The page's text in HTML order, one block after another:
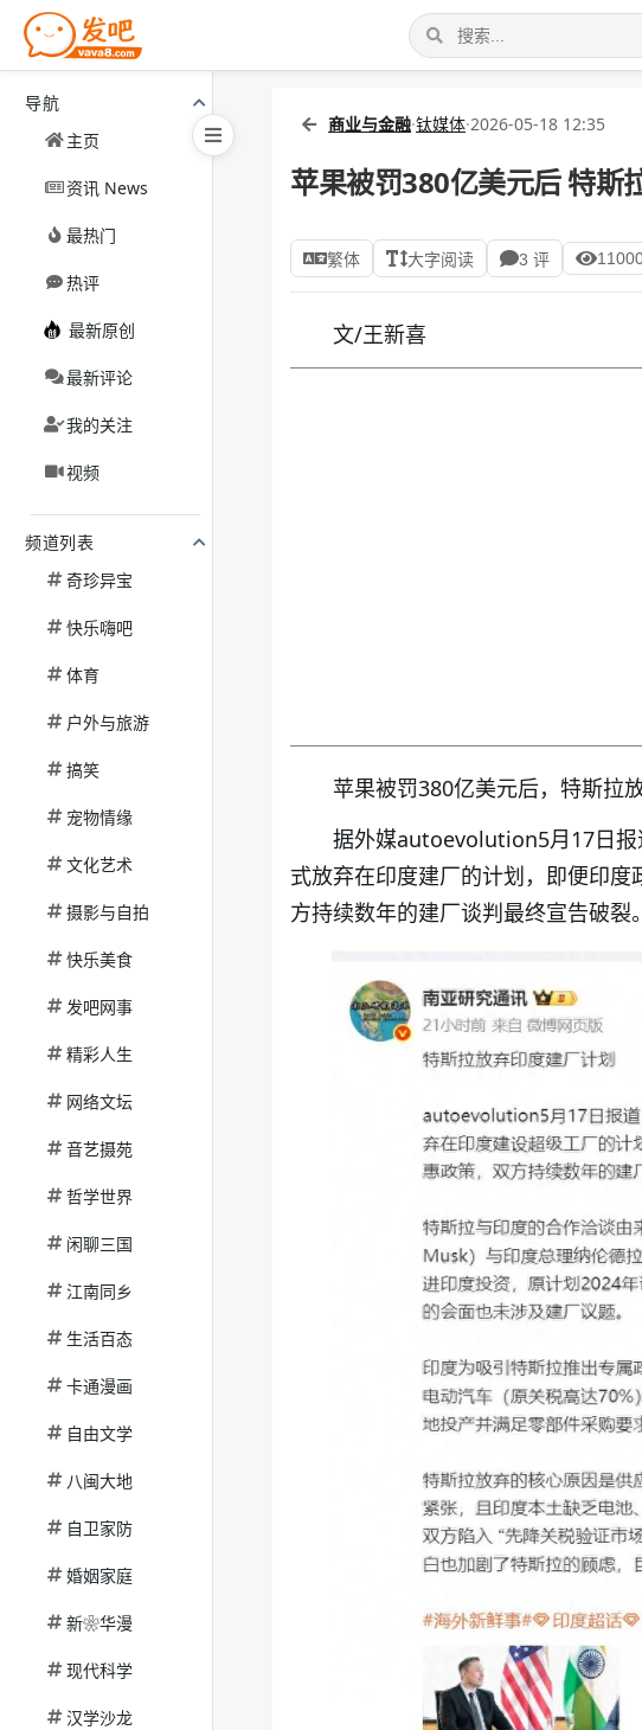
导航
主页
资讯 News
最热门
热评
最新原创
最新评论
我的关注
视频
频道列表
奇珍异宝
快乐嗨吧
体育
户外与旅游
搞笑
宠物情缘
文化艺术
摄影与自拍
快乐美食
发吧网事
精彩人生
网络文坛
音艺摄苑
哲学世界
闲聊三国
江南同乡
生活百态
卡通漫画
自由文学
八闽大地
自卫家防
婚姻家庭
新❀华漫
现代科学
汉学沙龙
商业与金融·钛媒体·2026-05-18 12:35
苹果被罚380亿美元后 特斯
繁体 大字阅读 3 评
文/王新喜
苹果被罚380亿美元后，特斯拉
据外媒autoevolution5月17日报
式放弃在印度建厂的计划，即便印
方持续数年的建厂谈判最终宣告破裂。